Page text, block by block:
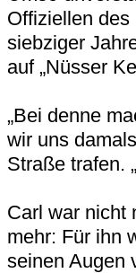
Offiziellen
siebziger
auf „Nüsser
„Bei denne
wir uns
Straße trafen.
Carl war nicht
mehr: Für ihn
seinen Augen